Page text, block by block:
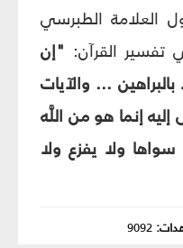
العلامة الطبرسي
تفسير القرآن: "إن
... والآيات
إليه إنما هو من اللَّه
ولا يفزع ولا
9092